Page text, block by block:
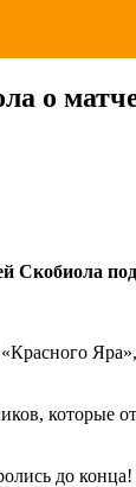
о
которые
до конца!